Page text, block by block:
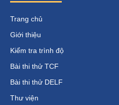
Trang chủ
Giới thiệu
Kiểm tra trình độ
Bài thi thử TCF
Bài thi thử DELF
Thư viện